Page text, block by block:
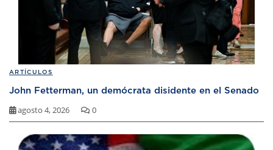
ARTÍCULOS
John Fetterman, un demócrata disidente en el Senado
agosto 4, 2026 0